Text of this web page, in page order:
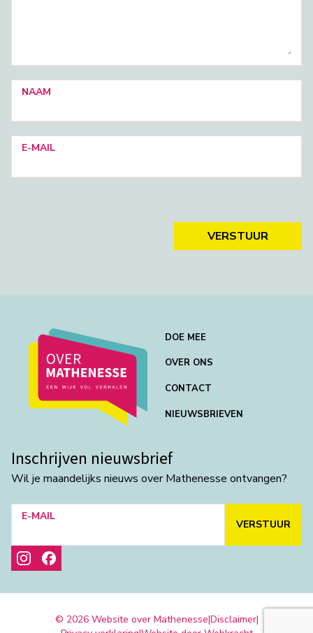
NAAM
E-MAIL
VERSTUUR
DOE MEE
OVER ONS
CONTACT
NIEUWSBRIEVEN
Inschrijven nieuwsbrief
Wil je maandelijks nieuws over Mathenesse ontvangen?
E-MAIL
VERSTUUR
© 2026 Website over Mathenesse|Disclaimer|